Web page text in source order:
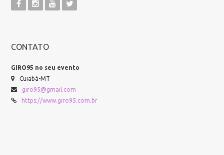
CONTATO
GIRO95 no seu evento
Cuiabá-MT
giro95@gmail.com
https://www.giro95.com.br